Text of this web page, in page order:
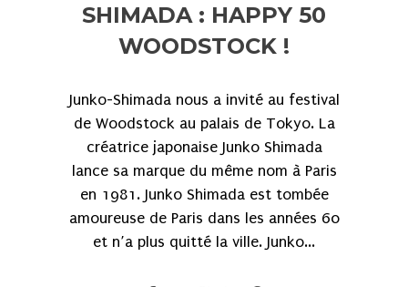
SHIMADA : HAPPY 50
WOODSTOCK !
Junko-Shimada nous a invité au festival
de Woodstock au palais de Tokyo. La
créatrice japonaise Junko Shimada
lance sa marque du même nom à Paris
en 1981. Junko Shimada est tombée
amoureuse de Paris dans les années 60
et n’a plus quitté la ville. Junko...